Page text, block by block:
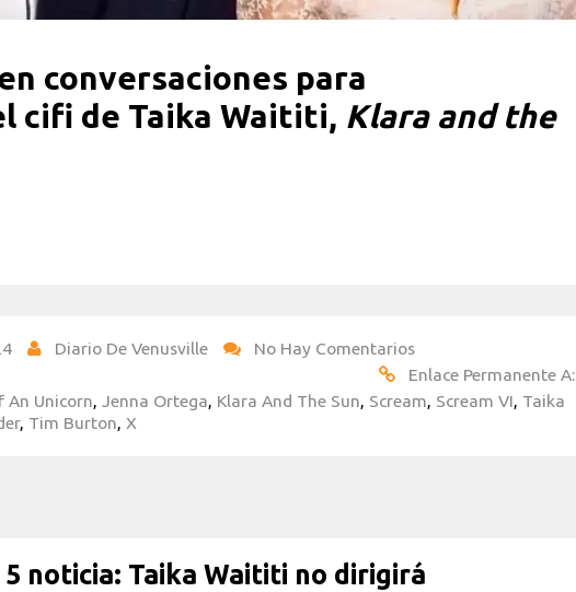
conversaciones para
cifi de Taika Waititi, Klara and the
Diario De Venusville
No Hay Comentarios
Enlace Permanente A:
An Unicorn Jenna Ortega Klara And The Sun Scream Scream VI Taika
, Tim Burton X
5 noticia: Taika Waititi no dirigirá